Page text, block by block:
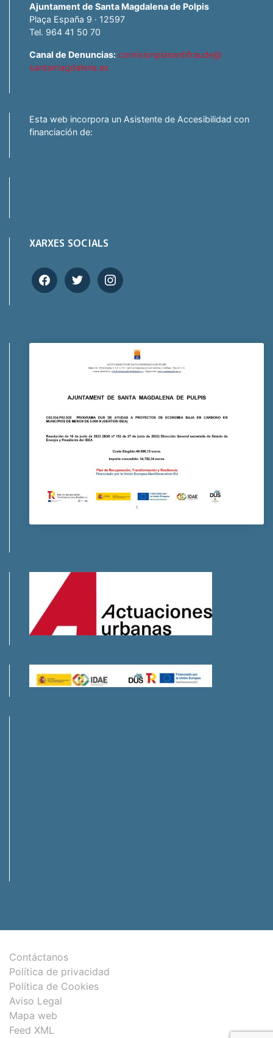
Ajuntament de Santa Magdalena de Polpis
Plaça España 9 · 12597
Tel. 964 41 50 70
Canal de Denuncias: comisionplanantifraude@
santamagdalena.es
Esta web incorpora un Asistente de Accesibilidad con
financiación de:
XARXES SOCIALS
facebooktwitter instagram
Contáctanos
Política de privacidad
Política de Cookies
Aviso Legal
Mapa web
Feed XML